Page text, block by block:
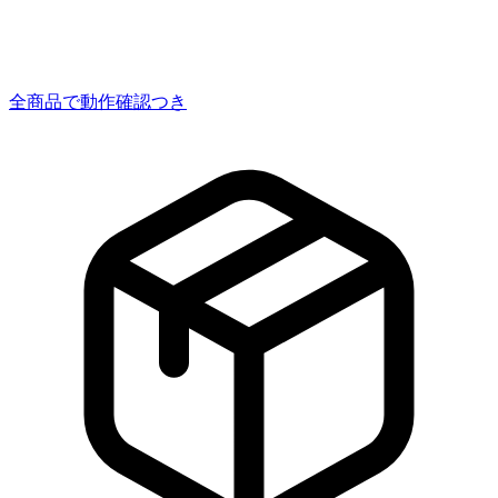
全商品で動作確認つき